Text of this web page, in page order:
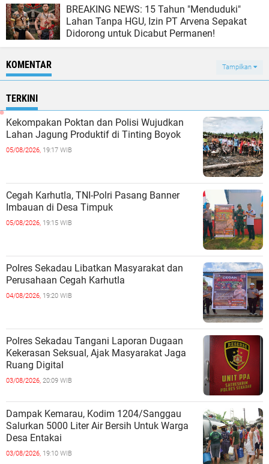
BREAKING NEWS: 15 Tahun "Menduduki"
Lahan Tanpa HGU, Izin PT Arvena Sepakat
Didorong untuk Dicabut Permanen!
KOMENTAR Tampilkan
TERKINI
Kekompakan Poktan dan Polisi Wujudkan
Lahan Jagung Produktif di Tinting Boyok
05/08/2026, 19:17 WIB
Cegah Karhutla, TNI-Polri Pasang Banner
Imbauan di Desa Timpuk
05/08/2026, 19:15 WIB
Polres Sekadau Libatkan Masyarakat dan
Perusahaan Cegah Karhutla
04/08/2026, 19:20 WIB
Polres Sekadau Tangani Laporan Dugaan
Kekerasan Seksual, Ajak Masyarakat Jaga
Ruang Digital
03/08/2026, 20:09 WIB
Dampak Kemarau, Kodim 1204/Sanggau
Salurkan 5000 Liter Air Bersih Untuk Warga
Desa Entakai
03/08/2026, 19:10 WIB